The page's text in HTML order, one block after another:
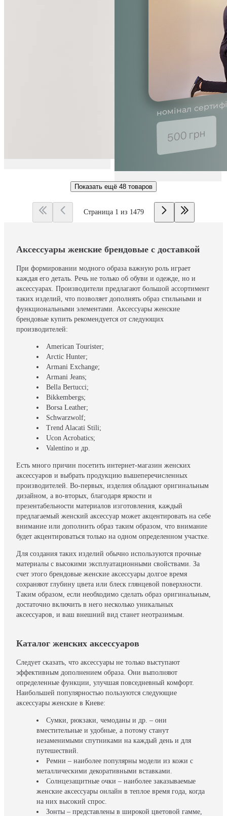
Показать ещё 48 товаров
Страница 1 из 1479
Аксессуары женские брендовые с доставкой
При формировании модного образа важную роль играет
каждая его деталь. Речь не только об обуви и одежде, но и
аксессуарах. Производители предлагают большой ассортимент
таких изделий, что позволяет дополнять образ стильными и
функциональными элементами. Аксессуары женские
брендовые купить рекомендуется от следующих
производителей:
American Tourister;
Arctic Hunter;
Armani Exchange;
Armani Jeans;
Bella Bertucci;
Bikkembergs;
Borsa Leather;
Schwarzwolf;
Trend Alacati Stili;
Ucon Acrobatics;
Valentino и др.
Есть много причин посетить интернет-магазин женских
аксессуаров и выбрать продукцию вышеперечисленных
производителей. Во-первых, изделия обладают оригинальным
дизайном, а во-вторых, благодаря яркости и
презентабельности материалов изготовления, каждый
предлагаемый женский аксессуар может акцентировать на себе
внимание или дополнить образ таким образом, что внимание
будет акцентироваться только на одном определенном участке.
Для создания таких изделий обычно используются прочные
материалы с высокими эксплуатационными свойствами. За
счет этого брендовые женские аксессуары долгое время
сохраняют глубину цвета или блеск глянцевой поверхности.
Таким образом, если необходимо сделать образ оригинальным,
достаточно включить в него несколько уникальных
аксессуаров, и ваш внешний вид станет неотразимым.
Каталог женских аксессуаров
Следует сказать, что аксессуары не только выступают
эффективным дополнением образа. Они выполняют
определенные функции, улучшая повседневный комфорт.
Наибольшей популярностью пользуются следующие
аксессуары женские в Киеве:
Сумки, рюкзаки, чемоданы и др. – они
вместительные и удобные, а потому станут
незаменимыми спутниками на каждый день и для
путешествий.
Ремни – наиболее популярны модели из кожи с
металлическими декоративными вставками.
Солнцезащитные очки – наиболее заказываемые
женские аксессуары онлайн в теплое время года, когда
на них высокий спрос.
Зонты – представлены в широкой цветовой гамме,